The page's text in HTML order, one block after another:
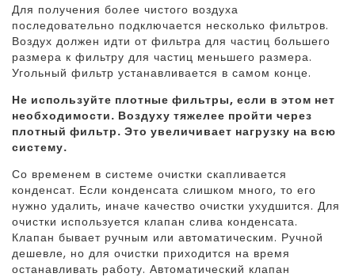
Для получения более чистого воздуха
последовательно подключается несколько фильтров.
Воздух должен идти от фильтра для частиц большего
размера к фильтру для частиц меньшего размера.
Угольный фильтр устанавливается в самом конце.
Не используйте плотные фильтры, если в этом нет
необходимости. Воздуху тяжелее пройти через
плотный фильтр. Это увеличивает нагрузку на всю
систему.
Со временем в системе очистки скапливается
конденсат. Если конденсата слишком много, то его
нужно удалить, иначе качество очистки ухудшится. Для
очистки используется клапан слива конденсата.
Клапан бывает ручным или автоматическим. Ручной
дешевле, но для очистки приходится на время
останавливать работу. Автоматический клапан